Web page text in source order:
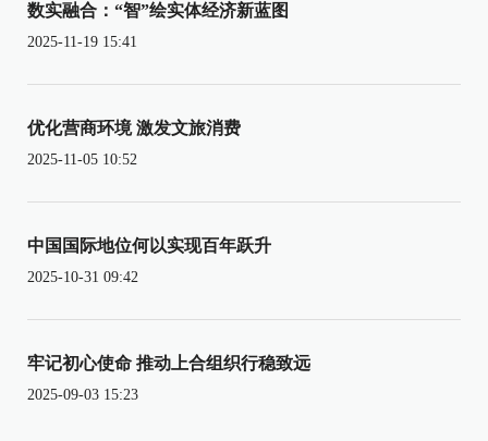
数实融合：“智”绘实体经济新蓝图
2025-11-19 15:41
优化营商环境 激发文旅消费
2025-11-05 10:52
中国国际地位何以实现百年跃升
2025-10-31 09:42
牢记初心使命 推动上合组织行稳致远
2025-09-03 15:23